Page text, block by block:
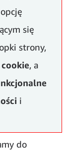
się
strony,
, a
i
do